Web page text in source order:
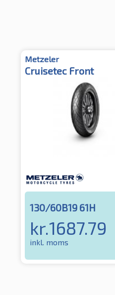
Metzeler
Cruisetec Front
130/60B19 61H
kr.1687.79
inkl. moms